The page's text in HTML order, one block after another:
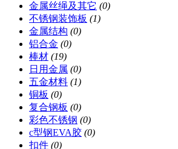
金属丝绳及其它 (0)
不锈钢装饰板 (1)
金属结构 (0)
铝合金 (0)
棒材 (19)
日用金属 (0)
五金材料 (1)
铜板 (0)
复合钢板 (0)
彩色不锈钢 (0)
c型钢EVA胶 (0)
扣件 (0)